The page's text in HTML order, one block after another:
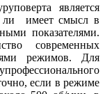
является
ли имеет смысл в
показателями.
современных
режимов. Для
если в режиме